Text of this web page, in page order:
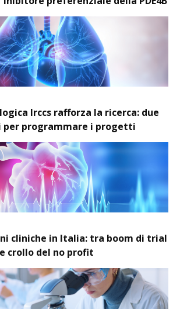
Irccs rafforza la ricerca: due
per programmare i progetti
cliniche in Italia: tra boom di trial
crollo del no profit